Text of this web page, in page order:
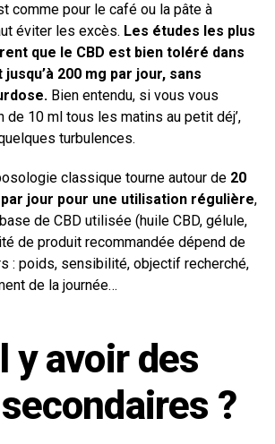
comme pour le café ou la pâte à
éviter les excès. Les études les plus
que le CBD est bien toléré dans
200 mg par jour, sans
Bien entendu, si vous vous
de 10 ml tous les matins au petit déj’,
turbulences.
classique tourne autour de 20
par jour pour une utilisation régulière,
de CBD utilisée (huile CBD, gélule,
de produit recommandée dépend de
: poids, sensibilité, objectif recherché,
de la journée…
y avoir des
?